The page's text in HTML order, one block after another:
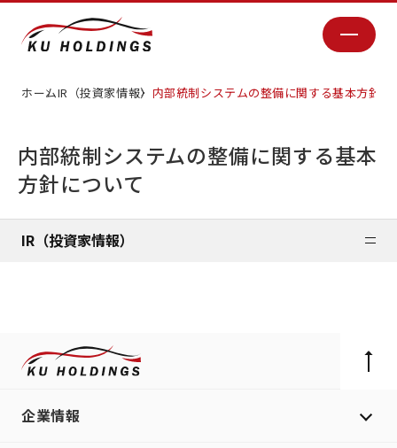
ホームIR（投資家情報） 内部統制システムの整備に関する基本方針に
内部統制システムの整備に関する基本
方針について
IR（投資家情報）
企業情報